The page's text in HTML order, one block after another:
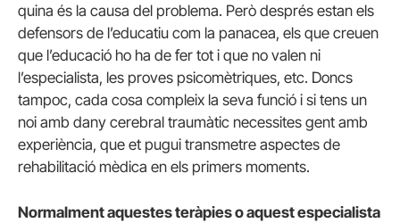
quina és la causa del problema. Però després estan els
defensors de l’educatiu com la panacea, els que creuen
que l’educació ho ha de fer tot i que no valen ni
l’especialista, les proves psicomètriques, etc. Doncs
tampoc, cada cosa compleix la seva funció i si tens un
noi amb dany cerebral traumàtic necessites gent amb
experiència, que et pugui transmetre aspectes de
rehabilitació mèdica en els primers moments.
Normalment aquestes teràpies o aquest especialista